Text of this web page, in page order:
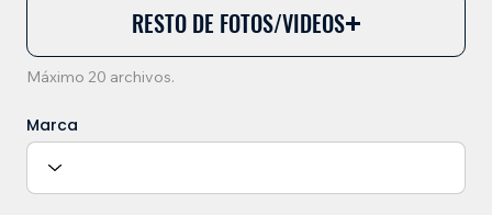
RESTO DE FOTOS/VIDEOS
Máximo 20 archivos.
Marca